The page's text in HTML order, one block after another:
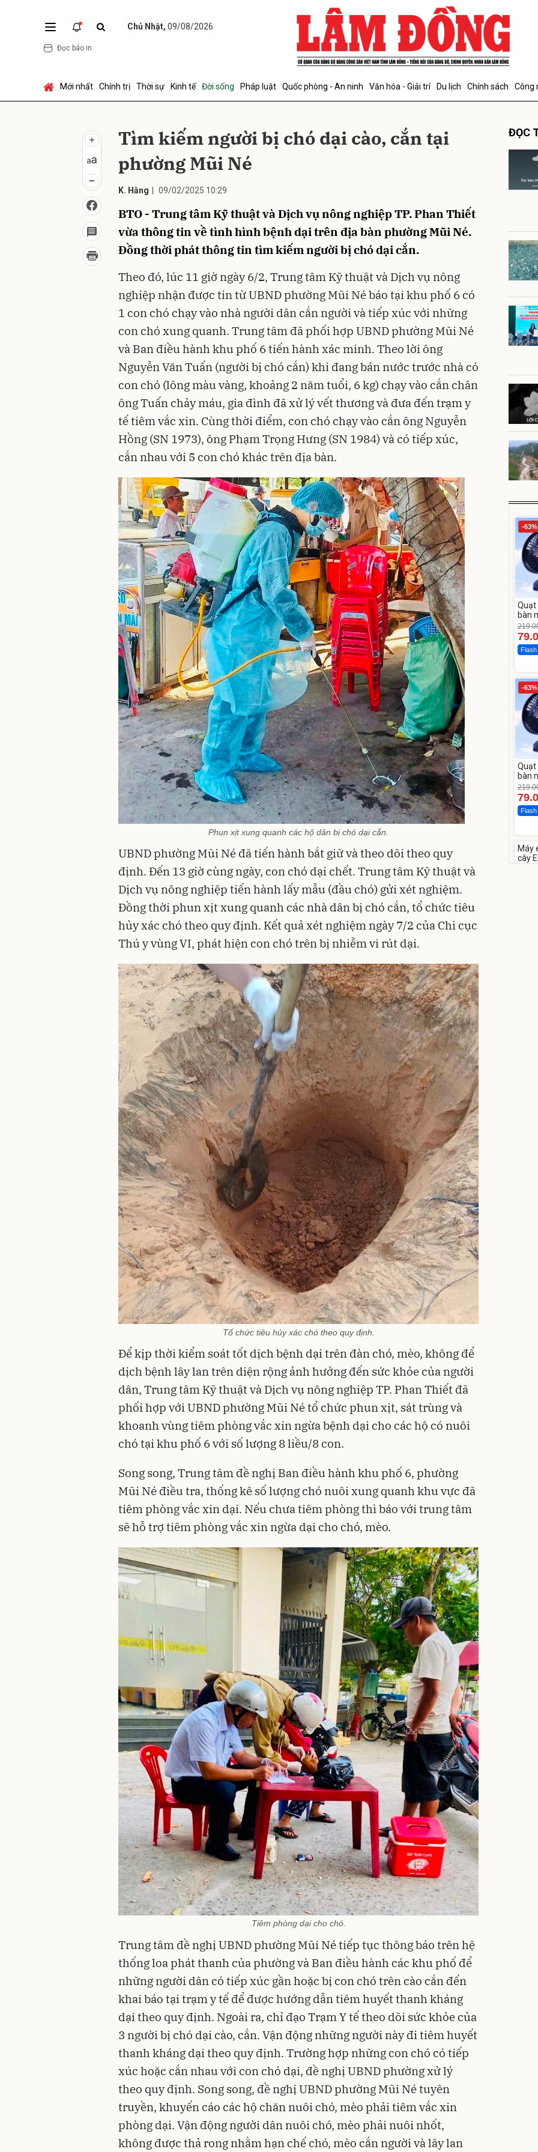
Chủ Nhật, 09/08/2026
Đọc báo in
Mới nhất Chính trị Thời sự Kinh tế Đời sống Pháp luật Quốc phòng - An ninh Văn hóa - Giải trí Du lịch Chính sách Công
Tìm kiếm người bị chó dại cào, cắn tại
phường Mũi Né
K. Hằng 09/02/2025 10:29
BTO - Trung tâm Kỹ thuật và Dịch vụ nông nghiệp TP. Phan Thiết
vừa thông tin về tình hình bệnh dại trên địa bàn phường Mũi Né.
Đồng thời phát thông tin tìm kiếm người bị chó dại cắn.
Theo đó, lúc 11 giờ ngày 6/2, Trung tâm Kỹ thuật và Dịch vụ nông
nghiệp nhận được tin từ UBND phường Mũi Né báo tại khu phố 6 có
1 con chó chạy vào nhà người dân cắn người và tiếp xúc với những
con chó xung quanh. Trung tâm đã phối hợp UBND phường Mũi Né
và Ban điều hành khu phố 6 tiến hành xác minh. Theo lời ông
Nguyễn Văn Tuấn (người bị chó cắn) khi đang bán nước trước nhà có
con chó (lông màu vàng, khoảng 2 năm tuổi, 6 kg) chạy vào cắn chân
ông Tuấn chảy máu, gia đình đã xử lý vết thương và đưa đến trạm y
tế tiêm vắc xin. Cùng thời điểm, con chó chạy vào cắn ông Nguyễn
Hồng (SN 1973), ông Phạm Trọng Hưng (SN 1984) và có tiếp xúc,
cắn nhau với 5 con chó khác trên địa bàn.
Phun xịt xung quanh các hộ dân bị chó dại cắn.
UBND phường Mũi Né đã tiến hành bắt giữ và theo dõi theo quy
định. Đến 13 giờ cùng ngày, con chó dại chết. Trung tâm Kỹ thuật và
Dịch vụ nông nghiệp tiến hành lấy mẫu (đầu chó) gửi xét nghiệm.
Đồng thời phun xịt xung quanh các nhà dân bị chó cắn, tổ chức tiêu
hủy xác chó theo quy định. Kết quả xét nghiệm ngày 7/2 của Chi cục
Thú y vùng VI, phát hiện con chó trên bị nhiễm vi rút dại.
Tổ chức tiêu hủy xác chó theo quy định.
Để kịp thời kiểm soát tốt dịch bệnh dại trên đàn chó, mèo, không để
dịch bệnh lây lan trên diện rộng ảnh hưởng đến sức khỏe của người
dân, Trung tâm Kỹ thuật và Dịch vụ nông nghiệp TP. Phan Thiết đã
phối hợp với UBND phường Mũi Né tổ chức phun xịt, sát trùng và
khoanh vùng tiêm phòng vắc xin ngừa bệnh dại cho các hộ có nuôi
chó tại khu phố 6 với số lượng 8 liều/8 con.
Song song, Trung tâm đề nghị Ban điều hành khu phố 6, phường
Mũi Né điều tra, thống kê số lượng chó nuôi xung quanh khu vực đã
tiêm phòng vắc xin dại. Nếu chưa tiêm phòng thì báo với trung tâm
sẽ hỗ trợ tiêm phòng vắc xin ngừa dại cho chó, mèo.
Tiêm phòng dại cho chó.
Trung tâm đề nghị UBND phường Mũi Né tiếp tục thông báo trên hệ
thống loa phát thanh của phường và Ban điều hành các khu phố để
những người dân có tiếp xúc gần hoặc bị con chó trên cào cắn đến
khai báo tại trạm y tế để được hướng dẫn tiêm huyết thanh kháng
dại theo quy định. Ngoài ra, chỉ đạo Trạm Y tế theo dõi sức khỏe của
3 người bị chó dại cào, cắn. Vận động những người này đi tiêm huyết
thanh kháng dại theo quy định. Trường hợp những con chó có tiếp
xúc hoặc cắn nhau với con chó dại, đề nghị UBND phường xử lý
theo quy định. Song song, đề nghị UBND phường Mũi Né tuyên
truyền, khuyến cáo các hộ chăn nuôi chó, mèo phải tiêm vắc xin
phòng dại. Vận động người dân nuôi chó, mèo phải nuôi nhốt,
không được thả rong nhằm hạn chế chó, mèo cắn người và lây lan
ĐỌC
-63%
Quạt
bàn
Flash
-63%
Quạt
bàn
Flash
-28%
Máy
cây
Gửi bình luận